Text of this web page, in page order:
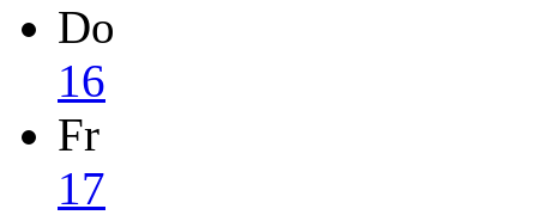
Do
16
Fr
17